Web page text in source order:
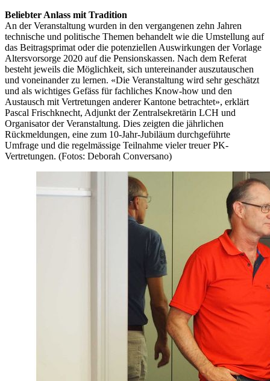
Beliebter Anlass mit Tradition
An der Veranstaltung wurden in den vergangenen zehn Jahren
technische und politische Themen behandelt wie die Umstellung auf
das Beitragsprimat oder die potenziellen Auswirkungen der Vorlage
Altersvorsorge 2020 auf die Pensionskassen. Nach dem Referat
besteht jeweils die Möglichkeit, sich untereinander auszutauschen
und voneinander zu lernen. «Die Veranstaltung wird sehr geschätzt
und als wichtiges Gefäss für fachliches Know-how und den
Austausch mit Vertretungen anderer Kantone betrachtet», erklärt
Pascal Frischknecht, Adjunkt der Zentralsekretärin LCH und
Organisator der Veranstaltung. Dies zeigten die jährlichen
Rückmeldungen, eine zum 10-Jahr-Jubiläum durchgeführte
Umfrage und die regelmässige Teilnahme vieler treuer PK-
Vertretungen. (Fotos: Deborah Conversano)